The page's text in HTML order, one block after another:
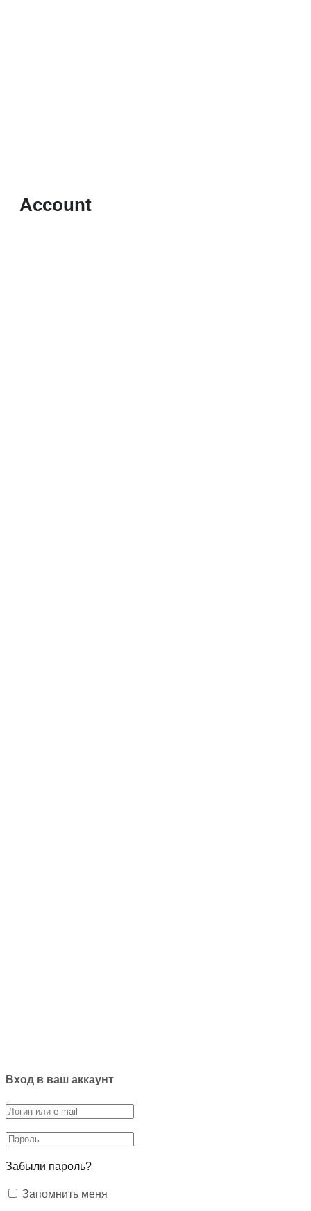
Account
Вход в ваш аккаунт
Забыли пароль?
Запомнить меня